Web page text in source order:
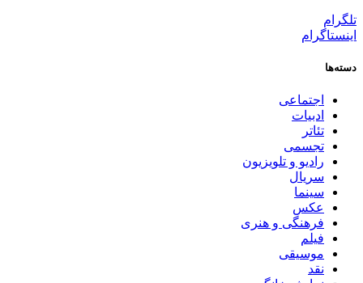
تلگرام
اینستاگرام
دسته‌ها
اجتماعی
ادبیات
تئاتر
تجسمی
رادیو و تلویزیون
سریال
سینما
عکس
فرهنگی و هنری
فیلم
موسیقی
نقد